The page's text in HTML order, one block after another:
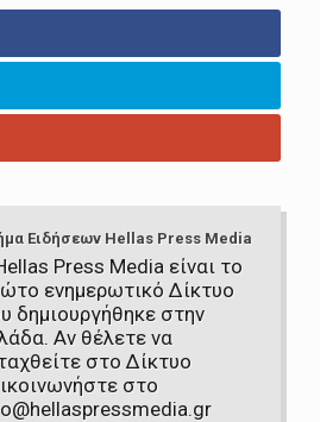
Ειδήσεων Hellas Press Media
Press Media είναι το
ενημερωτικό Δίκτυο
δημιουργήθηκε στην
Αν θέλετε να
στο Δίκτυο
στο